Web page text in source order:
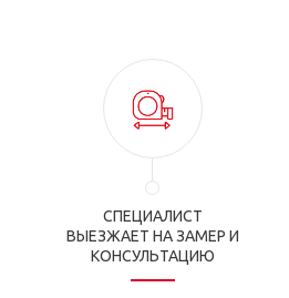
СПЕЦИАЛИСТ
ВЫЕЗЖАЕТ НА ЗАМЕР И
КОНСУЛЬТАЦИЮ